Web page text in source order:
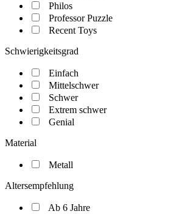
Philos
Professor Puzzle
Recent Toys
Schwierigkeitsgrad
Einfach
Mittelschwer
Schwer
Extrem schwer
Genial
Material
Metall
Altersempfehlung
Ab 6 Jahre